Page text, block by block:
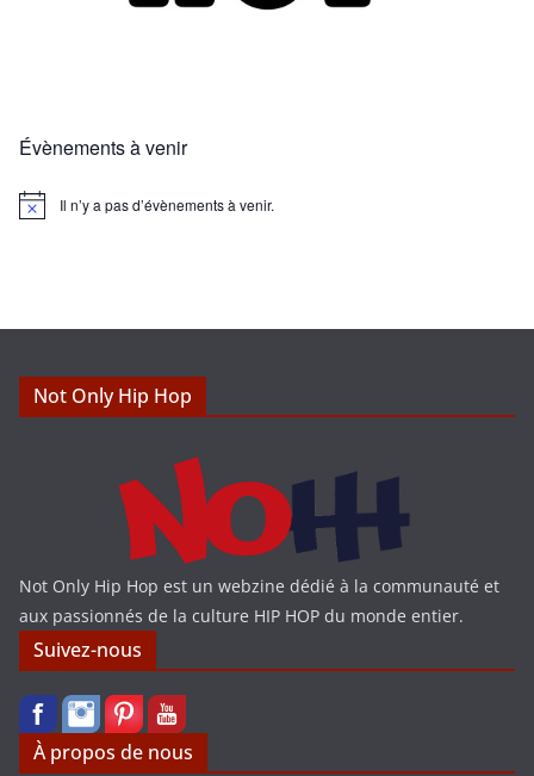
Évènements à venir
N
Il n’y a pas d’évènements à venir.
Not Only Hip Hop
Not Only Hip Hop est un webzine dédié à la communauté et
aux passionnés de la culture HIP HOP du monde entier.
Suivez-nous
À propos de nous